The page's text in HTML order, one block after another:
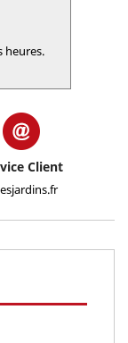
heures.
Client